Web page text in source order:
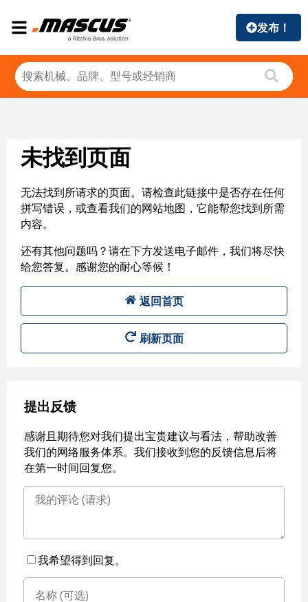
发布！
未找到页面
无法找到所请求的页面。请检查此链接中是否存在任何
拼写错误，或查看我们的网站地图，它能帮您找到所需
内容。
还有其他问题吗？请在下方发送电子邮件，我们将尽快
给您答复。感谢您的耐心等候！
返回首页
刷新页面
提出反馈
感谢且期待您对我们提出宝贵建议与看法，帮助改善
我们的网络服务体系。我们接收到您的反馈信息后将
在第一时间回复您。
我希望得到回复。